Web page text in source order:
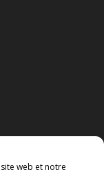
web et notre